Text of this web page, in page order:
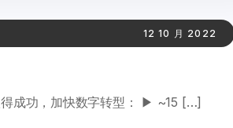
12 10 月 2022
得成功，加快数字转型： ▶ ~15 […]